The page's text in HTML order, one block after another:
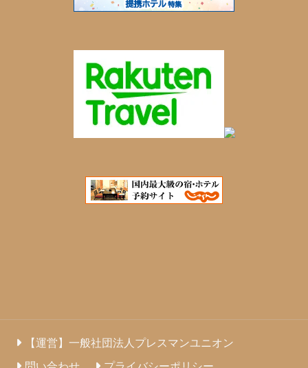
【運営】一般社団法人プレスマンユニオン